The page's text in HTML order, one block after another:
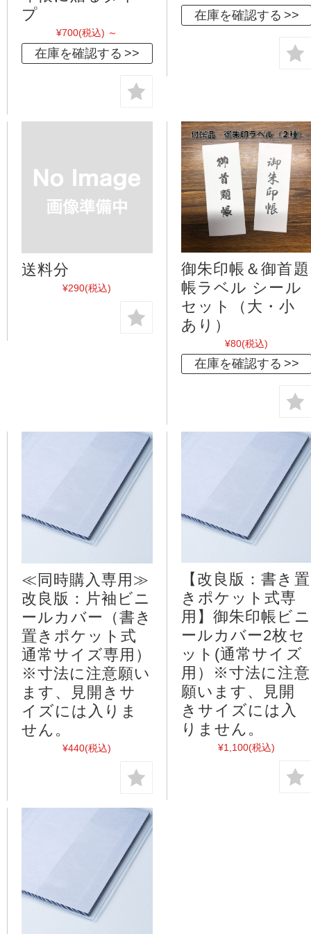
プ
¥700(税込) ～
在庫を確認する
在庫を確認する
送料分
¥290(税込)
御朱印帳＆御首題
帳ラベル シール
セット（大・小
あり）
¥80(税込)
在庫を確認する
≪同時購入専用≫
改良版：片袖ビニ
ールカバー（書き
置きポケット式
通常サイズ専用）
※寸法に注意願い
ます、見開きサ
イズには入りま
せん。
¥440(税込)
【改良版：書き置
きポケット式専
用】御朱印帳ビニ
ールカバー2枚セ
ット(通常サイズ
用）※寸法に注意
願います、見開
きサイズには入
りません。
¥1,100(税込)